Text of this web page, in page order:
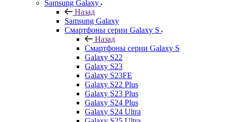
Samsung Galaxy
Назад
Samsung Galaxy
Смартфоны серии Galaxy S
Назад
Смартфоны серии Galaxy S
Galaxy S22
Galaxy S23
Galaxy S23FE
Galaxy S22 Plus
Galaxy S23 Plus
Galaxy S24 Plus
Galaxy S24 Ultra